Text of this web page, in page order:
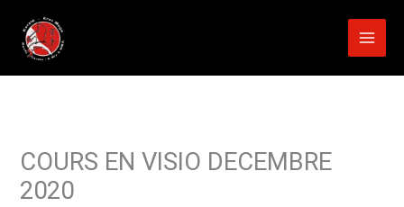
contenu
COURS EN VISIO DECEMBRE
2020